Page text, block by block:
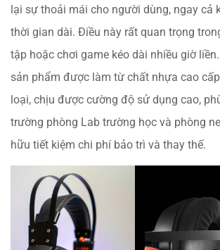
lại sự thoải mái cho người dùng, ngay cả
thời gian dài. Điều này rất quan trọng
tập hoặc chơi game kéo dài nhiều giờ
sản phẩm được làm từ chất nhựa cao
loại, chịu được cường độ sử dụng cao,
trường phòng Lab trường học và phòng
hữu tiết kiệm chi phí bảo trì và thay thế.